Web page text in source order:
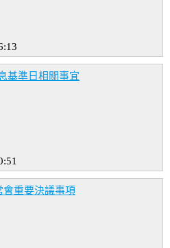
基準日相關事宜
重要決議事項